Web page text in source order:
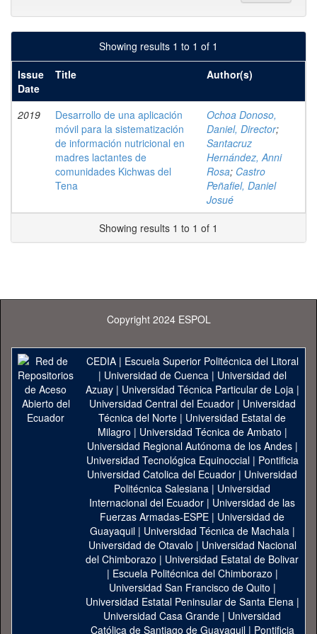
Showing results 1 to 1 of 1
Issue
Date
Title Author(s)
2019
Desarrollo de una aplicación
móvil para la sistematización
de información nutricional en
madres lactantes de
comunidades Kichwas del
Tena
Ochoa Donoso,
Daniel, Director;
Santacruz
Hernández, Anni
Rosa; Castro
Peñafiel, Daniel
Josué
Showing results 1 to 1 of 1
Copyright 2024 ESPOL
CEDIA| Escuela Superior Politécnica del Litoral
| Universidad de Cuenca| Universidad del
Azuay| Universidad Técnica Particular de Loja|
Universidad Central del Ecuador| Universidad
Técnica del Norte | Universidad Estatal de
Milagro | Universidad Técnica de Ambato |
Universidad Regional Autónoma de los Andes|
Universidad Tecnológica Equinoccial| Pontificia
Universidad Catolica del Ecuador | Universidad
Politécnica Salesiana | Universidad
Internacional del Ecuador | Universidad de las
Fuerzas Armadas-ESPE | Universidad de
Guayaquil| Universidad Técnica de Machala|
Universidad de Otavalo | Universidad Nacional
del Chimborazo | Universidad Estatal de Bolivar
| Escuela Politécnica del Chimborazo |
Universidad San Francisco de Quito |
Universidad Estatal Peninsular de Santa Elena|
Universidad Casa Grande | Universidad
Católica de Santiago de Guayaquil| Pontificia